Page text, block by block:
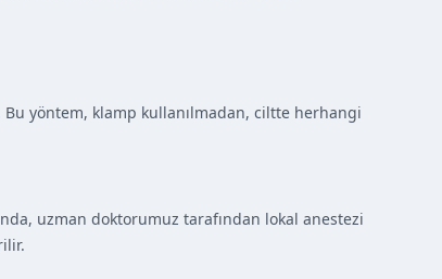
yöntem, klamp kullanılmadan, ciltte herhangi
uzman doktorumuz tarafından lokal anestezi